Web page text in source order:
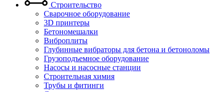
Строительство
Сварочное оборудование
3D принтеры
Бетономешалки
Виброплиты
Глубинные вибраторы для бетона и бетоноломы
Грузоподъемное оборудование
Насосы и насосные станции
Строительная химия
Трубы и фитинги